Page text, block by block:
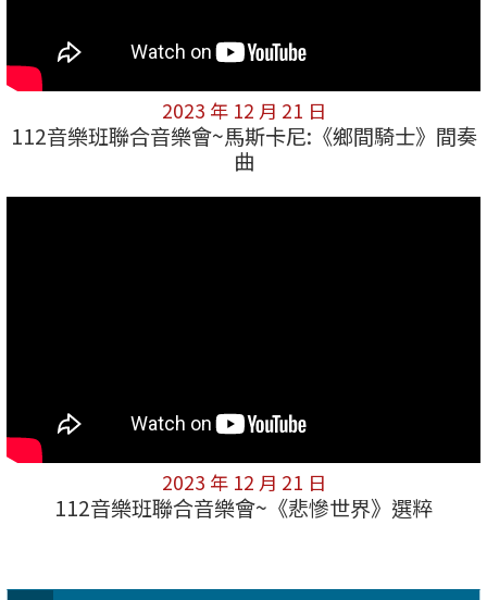
2023 年 12 月 21 日
112音樂班聯合音樂會~馬斯卡尼:《鄉間騎士》間奏
曲
2023 年 12 月 21 日
112音樂班聯合音樂會~《悲慘世界》選粹